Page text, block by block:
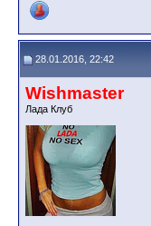
28.01.2016, 22:42
Wishmaster
Лада Клуб